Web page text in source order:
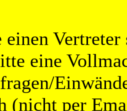
einen
eine
(nicht per